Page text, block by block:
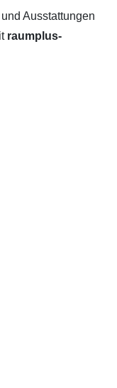
Ausstattungen
raumplus-